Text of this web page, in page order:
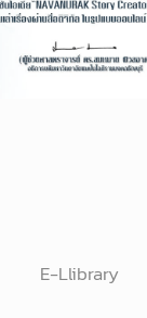
E-Llibrary